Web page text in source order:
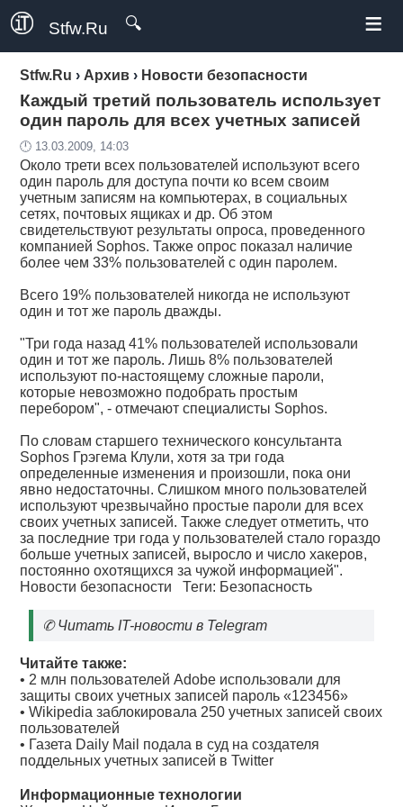
Stfw.Ru 🔍 ≡
Stfw.Ru › Архив › Новости безопасности
Каждый третий пользователь использует
один пароль для всех учетных записей
🕛 13.03.2009, 14:03
Около трети всех пользователей используют всего
один пароль для доступа почти ко всем своим
учетным записям на компьютерах, в социальных
сетях, почтовых ящиках и др. Об этом
свидетельствуют результаты опроса, проведенного
компанией Sophos. Также опрос показал наличие
более чем 33% пользователей с один паролем.
Всего 19% пользователей никогда не используют
один и тот же пароль дважды.
"Три года назад 41% пользователей использовали
один и тот же пароль. Лишь 8% пользователей
используют по-настоящему сложные пароли,
которые невозможно подобрать простым
перебором", - отмечают специалисты Sophos.
По словам старшего технического консультанта
Sophos Грэгема Клули, хотя за три года
определенные изменения и произошли, пока они
явно недостаточны. Слишком много пользователей
используют чрезвычайно простые пароли для всех
своих учетных записей. Также следует отметить, что
за последние три года у пользователей стало гораздо
больше учетных записей, выросло и число хакеров,
постоянно охотящихся за чужой информацией".
Новости безопасности Теги: Безопасность
✆Читать IT-новости в Telegram
Читайте также:
• 2 млн пользователей Adobe использовали для
защиты своих учетных записей пароль «123456»
•Wikipedia заблокировала 250 учетных записей своих
пользователей
• Газета Daily Mail подала в суд на создателя
поддельных учетных записей в Twitter
Информационные технологии